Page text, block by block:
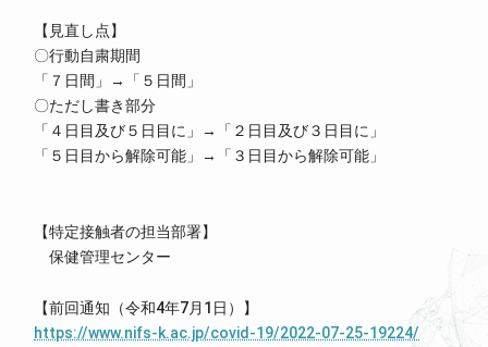
【見直し点】
〇行動自粛期間
「７日間」→「５日間」
〇ただし書き部分
「４日目及び５日目に」→「２日目及び３日目に」
「５日目から解除可能」→「３日目から解除可能」
【特定接触者の担当部署】
保健管理センター
【前回通知（令和4年7月1日）】
https://www.nifs-k.ac.jp/covid-19/2022-07-25-19224/